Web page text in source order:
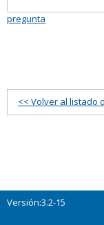
pregunta
<< Volver al listado
Versión:3.2-15